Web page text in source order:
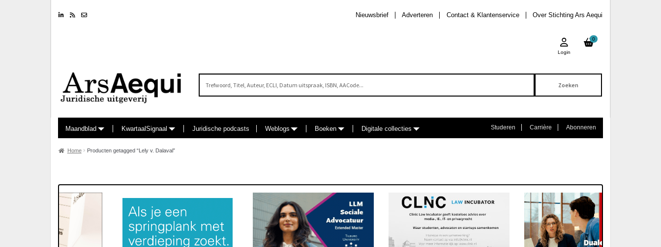
LinkedinRSS feed Over Stichting Ars Aequi
Contact & Klantenservice
Adverteren
Nieuwsbrief
0
Login
Maandblad KwartaalSignaal Juridische podcasts Weblogs Boeken Digitale collecties Studeren Carrière Abonneren
Home Producten getagged “Lely v. Dalaval”